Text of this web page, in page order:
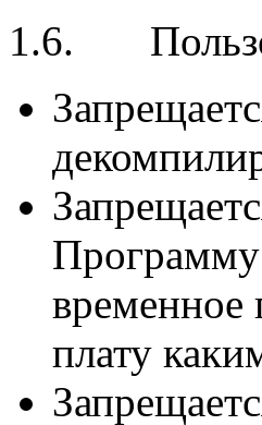
1.6.
Программу
временное
плату